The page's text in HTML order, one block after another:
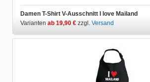
Damen T-Shirt V-Ausschnitt I love Mailand
Varianten ab 19,90 € zzgl. Versand